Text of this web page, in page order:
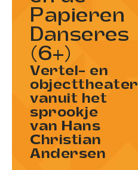
Papieren
Danseres
(6+)
Vertel- en
objecttheater
vanuit het
sprookje
van Hans
Christian
Andersen